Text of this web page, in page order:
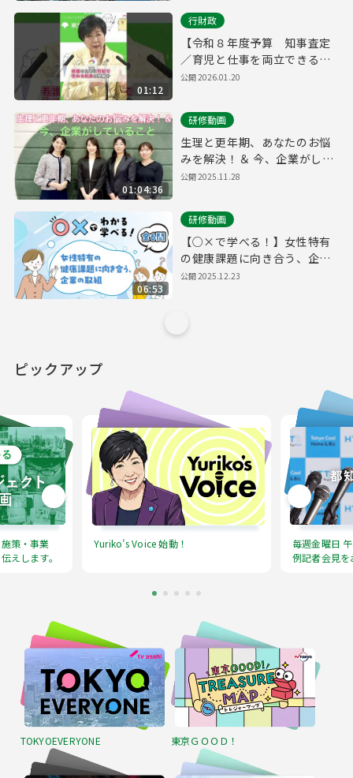
01:12
行財政
【令和８年度予算 知事査定
／育児と仕事を両立できる環
境の創出】
公開 2026.01.20
01:04:36
研修動画
生理と更年期、あなたのお悩
みを解決！＆ 今、企業がして
いること
公開 2025.11.28
06:53
研修動画
【○×で学べる！】女性特有
の健康課題に向き合う、企業
の取組
公開 2025.12.23
ピックアップ
策・事業
えします。
Yuriko’s Voice 始動！
毎週金曜日
例記者会見
TOKYOEVERYONE 東京ＧＯＯＤ！